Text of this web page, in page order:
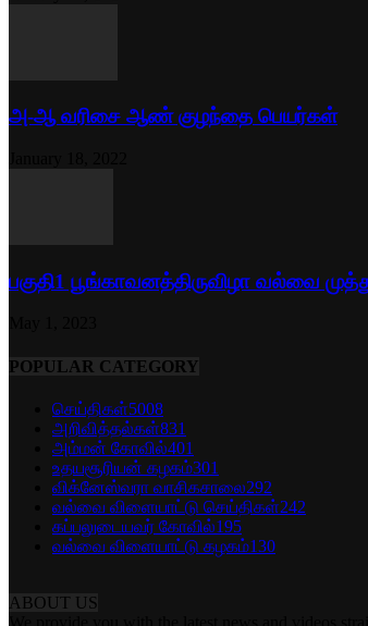
அ-ஆ வரிசை ஆண் குழந்தை பெயர்கள்
பகுதி1 பூங்காவனத்திருவிழா வல்வை
POPULAR CATEGORY
செய்திகள்5008
அறிவித்தல்கள்831
அம்மன் கோவில்401
உதயசூரியன் கழகம்301
விக்னேஸ்வரா வாசிகசாலை292
வல்வை விளையாட்டு செய்திகள்242
கப்பலுடையவர் கோவில்195
வல்வை விளையாட்டு கழகம்130
ABOUT US